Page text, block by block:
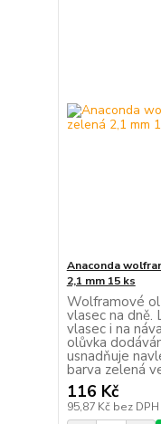
Anaconda
2,1 mm 15 ks
Wolframové
vlasec na dně.
vlasec i na
olůvka
usnadňuje
barva zelená
116 Kč
95,87 Kč bez DPH